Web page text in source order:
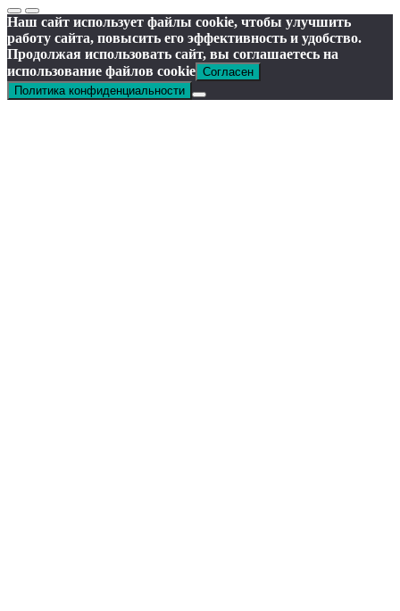
Наш сайт использует файлы cookie, чтобы улучшить
работу сайта, повысить его эффективность и удобство.
Продолжая использовать сайт, вы соглашаетесь на
использование файлов cookie Согласен
Политика конфиденциальности